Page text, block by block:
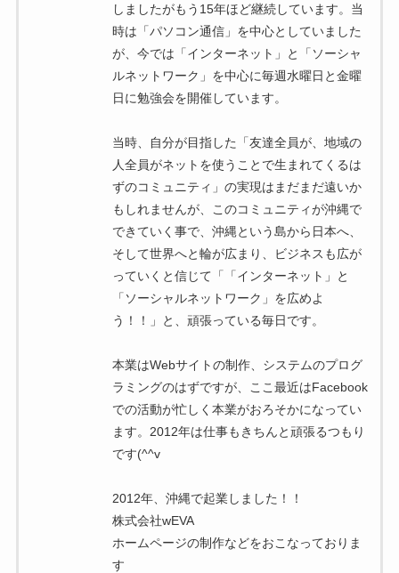
しましたがもう15年ほど継続しています。当
時は「パソコン通信」を中心としていました
が、今では「インターネット」と「ソーシャ
ルネットワーク」を中心に毎週水曜日と金曜
日に勉強会を開催しています。
当時、自分が目指した「友達全員が、地域の
人全員がネットを使うことで生まれてくるは
ずのコミュニティ」の実現はまだまだ遠いか
もしれませんが、このコミュニティが沖縄で
できていく事で、沖縄という島から日本へ、
そして世界へと輪が広まり、ビジネスも広が
っていくと信じて「「インターネット」と
「ソーシャルネットワーク」を広めよ
う！！」と、頑張っている毎日です。
本業はWebサイトの制作、システムのプログ
ラミングのはずですが、ここ最近はFacebook
での活動が忙しく本業がおろそかになってい
ます。2012年は仕事もきちんと頑張るつもり
です(^^v
2012年、沖縄で起業しました！！
株式会社wEVA
ホームページの制作などをおこなっておりま
す